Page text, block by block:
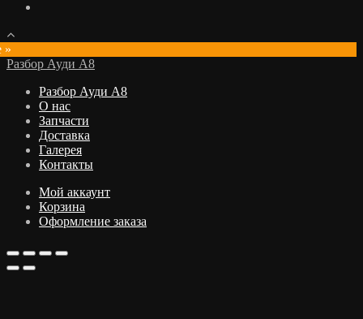
»
Разбор Ауди А8
Разбор Ауди А8
О нас
Запчасти
Доставка
Галерея
Контакты
Мой аккаунт
Корзина
Оформление заказа